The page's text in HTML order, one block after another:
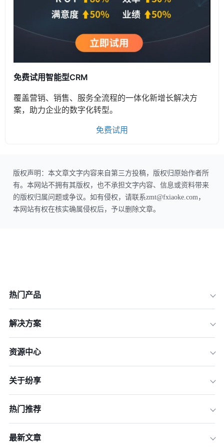
免费试用智能型CRM
覆盖营销、销售、服务全流程的一体化新增长解决方
案，助力企业的数字化转型。
免费试用
版权声明：本文章文字内容来自第三方投稿，版权归原始作者所
有。本网站不拥有其版权，也不承担文字内容、信息或资料带来
的版权归属问题或争议。如有侵权，请联系zmt@fxiaoke.com，
本网站有权在核实确属侵权后，予以删除文章。
热门产品
解决方案
资源中心
关于纷享
热门推荐
最新文章